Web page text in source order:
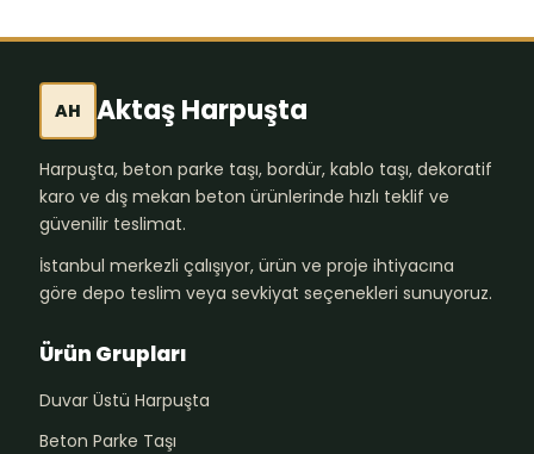
AH Aktaş Harpuşta
Harpuşta, beton parke taşı, bordür, kablo taşı, dekoratif
karo ve dış mekan beton ürünlerinde hızlı teklif ve
güvenilir teslimat.
İstanbul merkezli çalışıyor, ürün ve proje ihtiyacına
göre depo teslim veya sevkiyat seçenekleri sunuyoruz.
Ürün Grupları
Duvar Üstü Harpuşta
Beton Parke Taşı